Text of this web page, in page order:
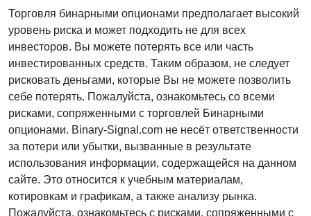
Торговля бинарными опционами предполагает высокий
уровень риска и может подходить не для всех
инвесторов. Вы можете потерять все или часть
инвестированных средств. Таким образом, не следует
рисковать деньгами, которые Вы не можете позволить
себе потерять. Пожалуйста, ознакомьтесь со всеми
рисками, сопряженными с торговлей Бинарными
опционами. Binary-Signal.com не несёт ответственности
за потери или убытки, вызванные в результате
использования информации, содержащейся на данном
сайте. Это относится к учебным материалам,
котировкам и графикам, а также анализу рынка.
Пожалуйста, ознакомьтесь с рисками, сопряженными с